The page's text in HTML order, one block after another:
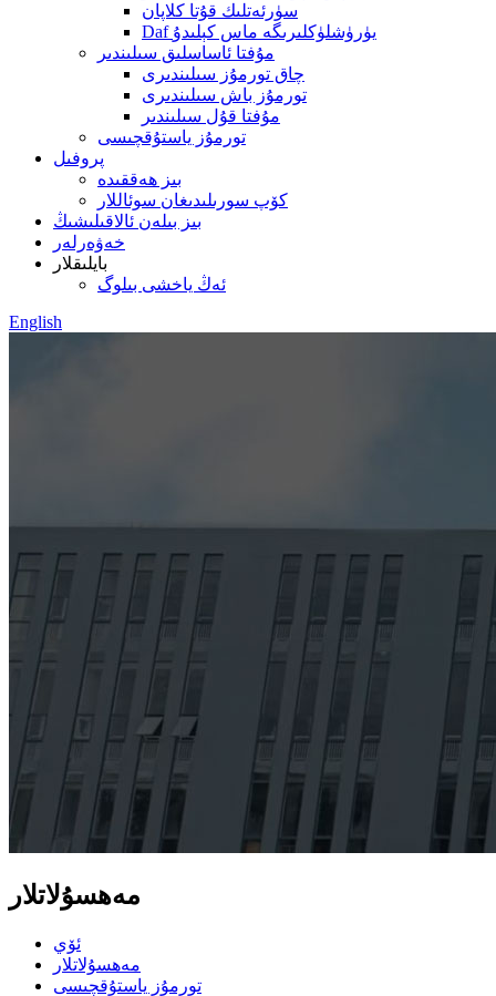
سۈرئەتلىك قۇتا كلاپان
Daf يۈرۈشلۈكلىرىگە ماس كېلىدۇ
مۇفتا ئاساسلىق سىلىندىر
چاق تورمۇز سىلىندىرى
تورمۇز باش سىلىندىرى
مۇفتا قۇل سىلىندىر
تورمۇز ياستۇقچىسى
پروفىل
بىز ھەققىدە
كۆپ سورىلىدىغان سوئاللار
بىز بىلەن ئالاقىلىشىڭ
خەۋەرلەر
بايلىقلار
ئەڭ ياخشى بىلوگ
English
مەھسۇلاتلار
ئۆي
مەھسۇلاتلار
تورمۇز ياستۇقچىسى